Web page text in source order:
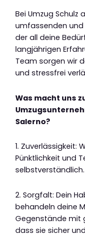
Bei Umzug Schulz
umfassenden
der all deine
langjährigen
Team sorgen wir
und stressfrei
Was macht uns
Salerno?
1. Zuverlässigkeit:
Pünktlichkeit und
selbstverständlich.
2. Sorgfalt: Dein
behandeln deine
Gegenstände mit
dass sie sicher